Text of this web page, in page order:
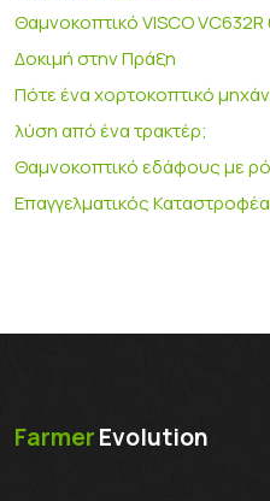
Θαμνοκοπτικό VISCO
Δοκιμή στην Πράξη
Πότε ένα χορτοκοπτικό
λύση από ένα τρακτέρ;
Θαμνοκοπτικό εδάφους με
Επαγγελματικός
FarmerEvolution